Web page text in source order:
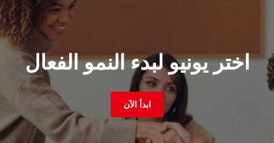
اختر يونيو لبدء النمو الفعال
ابدأ الآن